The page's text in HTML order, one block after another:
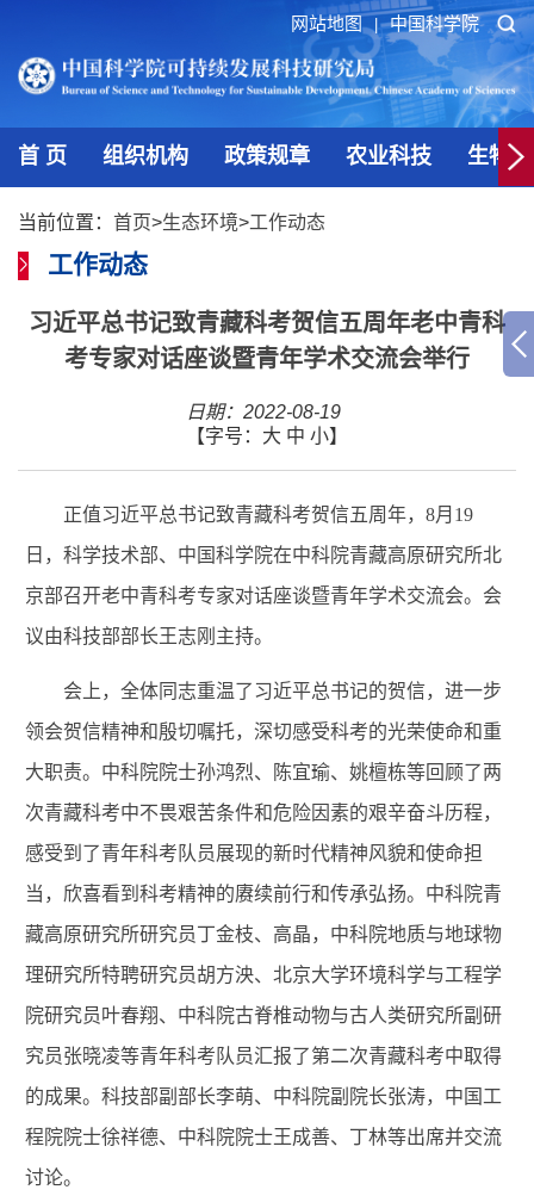
网站地图 中国科学院
首 页 组织机构 政策规章 农业科技 生物
当前位置： 首页>生态环境>工作动态
工作动态
习近平总书记致青藏科考贺信五周年老中青科
考专家对话座谈暨青年学术交流会举行
日期：2022-08-19
【字号： 大 中 小】
正值习近平总书记致青藏科考贺信五周年，8月19
日，科学技术部、中国科学院在中科院青藏高原研究所北
京部召开老中青科考专家对话座谈暨青年学术交流会。会
议由科技部部长王志刚主持。
会上，全体同志重温了习近平总书记的贺信，进一步
领会贺信精神和殷切嘱托，深切感受科考的光荣使命和重
大职责。中科院院士孙鸿烈、陈宜瑜、姚檀栋等回顾了两
次青藏科考中不畏艰苦条件和危险因素的艰辛奋斗历程，
感受到了青年科考队员展现的新时代精神风貌和使命担
当，欣喜看到科考精神的赓续前行和传承弘扬。中科院青
藏高原研究所研究员丁金枝、高晶，中科院地质与地球物
理研究所特聘研究员胡方泱、北京大学环境科学与工程学
院研究员叶春翔、中科院古脊椎动物与古人类研究所副研
究员张晓凌等青年科考队员汇报了第二次青藏科考中取得
的成果。科技部副部长李萌、中科院副院长张涛，中国工
程院院士徐祥德、中科院院士王成善、丁林等出席并交流
讨论。